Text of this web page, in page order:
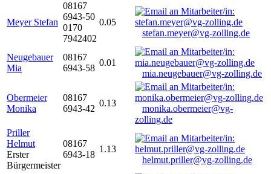
Meyer Stefan
08167
6943-50
0170
7942402
0.05
stefan.meyer@vg-zolling.de
Neugebauer
Mia
08167
6943-58
0.01
mia.neugebauer@vg-zolling.de
Obermeier
Monika
08167
6943-42
0.13
monika.obermeier@vg-
zolling.de
Priller
Helmut
Erster
Bürgermeister
08167
6943-18
1.13
helmut.priller@vg-zolling.de